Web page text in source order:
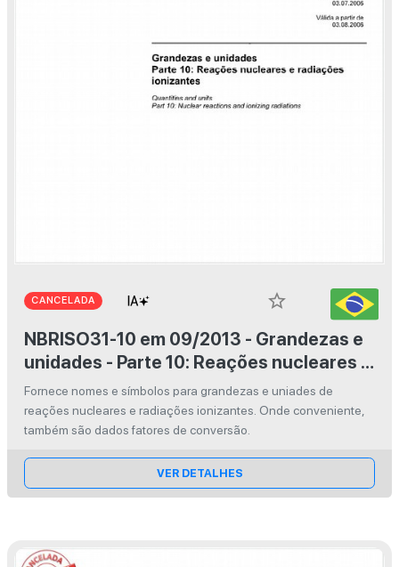
CANCELADA
star_border
NBRISO31-10 em 09/2013 - Grandezas e
unidades - Parte 10: Reações nucleares e
radiações ionizantes
Fornece nomes e símbolos para grandezas e uniades de
reações nucleares e radiações ionizantes. Onde conveniente,
também são dados fatores de conversão.
VER DETALHES